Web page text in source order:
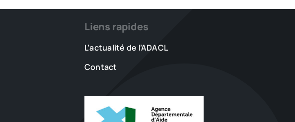
Liens rapides
L’actualité de l’ADACL
Contact